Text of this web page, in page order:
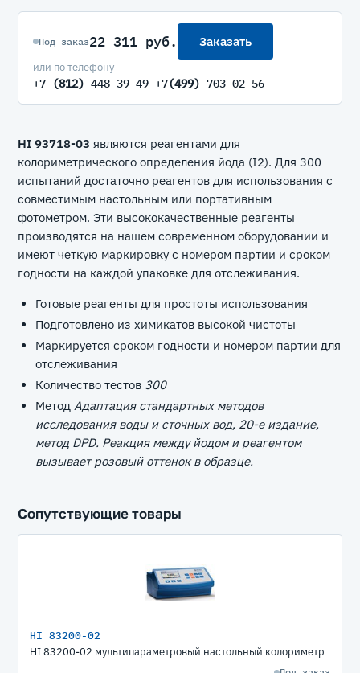
Под заказ22 311 руб. Заказать
или по телефону
+7 (812) 448-39-49 +7(499) 703-02-56
HI 93718-03 являются реагентами для
колориметрического определения йода (I2). Для 300
испытаний достаточно реагентов для использования с
совместимым настольным или портативным
фотометром. Эти высококачественные реагенты
производятся на нашем современном оборудовании и
имеют четкую маркировку с номером партии и сроком
годности на каждой упаковке для отслеживания.
Готовые реагенты для простоты использования
Подготовлено из химикатов высокой чистоты
Маркируется сроком годности и номером партии для
отслеживания
Количество тестов 300
Метод Адаптация стандартных методов
исследования воды и сточных вод, 20-е издание,
метод DPD. Реакция между йодом и реагентом
вызывает розовый оттенок в образце.
Сопутствующие товары
HI 83200-02
HI 83200-02 мультипараметровый настольный колориметр